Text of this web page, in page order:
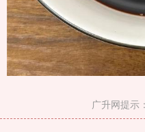
广升网提示